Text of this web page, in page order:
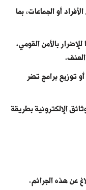
أو الجماعات، بما
بالأمن القومي،
توزيع برامج تضر
الإلكترونية بطريقة